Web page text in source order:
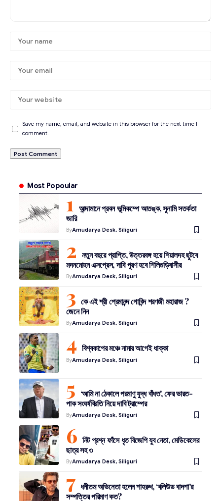
Save my name, email, and website in this browser for the next time I
comment.
Most Popoular
আন্দামানে প্রবল ভূমিকম্পে আতঙ্ক, সুনামি সতর্কতা
জারি
ByAmudarya Desk, Siliguri
নতুন বছরে প্রাপ্তি, উত্তরবঙ্গ হয়ে শিয়ালদহ ছুটবে
মদনমোহন এক্সপ্রেস, দাবি পূরণ হবে শিলিগুড়িবাসীর
ByAmudarya Desk, Siliguri
কে এই শ্রী প্রেমানন্দ গোবিন্দ শরণজী মহারাজ ?
জেনে নিন
ByAmudarya Desk, Siliguri
বিশ্বকাপের মঞ্চে নামার আগেই ধাক্কা
ByAmudarya Desk, Siliguri
‘আমি না ঠেকালে পরমাণু যুদ্ধ বাঁধত’, ফের ভারত-
পাক সংঘর্ষবিরতি নিয়ে দাবি ট্রাম্পের
ByAmudarya Desk, Siliguri
নিট প্রশ্ন ফাঁসে ধৃত বিজেপি যুব নেতা, মেডিকেলের
ছাত্র সহ ৩
ByAmudarya Desk, Siliguri
ধনীতম অভিনেতা হলেন শাহরুখ, ‘বলিউড বাদশা’র
সম্পত্তির পরিমাণ কত?